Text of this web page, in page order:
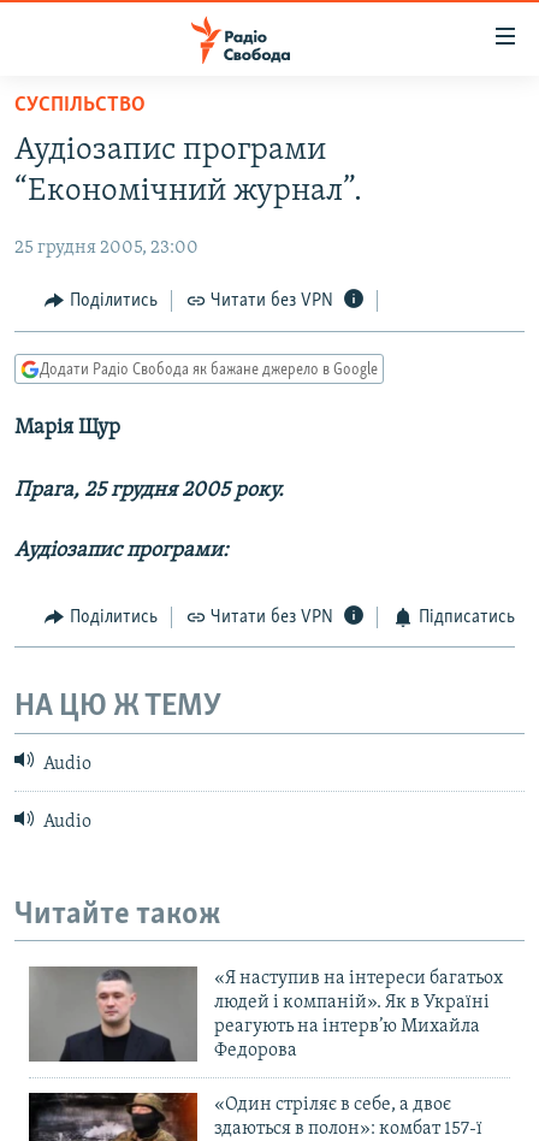
Перейти
основного
матеріалу
до
навігації
Перейти
до
ВСЕ ЗА ДОБУ
ПОЛІТИКА
ЕКОНОМІКА
КУЛЬТУРА
СПОРТ
ВІЙНА
РОСІЙСЬКА «ФІЛЬТРАЦІЯ»
КРИМ.РЕАЛІЇ
ТИ ЯК?
СХЕМИ
МУЛЬТИМЕДІА
ФОТО
СПЕЦПРОЄКТИ
ПОДКАСТИ
КРИМ РЕАЛІЇ
РУС
УКР
ДОЛУЧАЙСЯ!
Усі сайти RFE/RL
СУСПІЛЬСТВО
Аудіозапис програми
“Економічний журнал”.
25 грудня 2005, 23:00
Поділитись Читати без VPN
Додати Радіо Свобода як бажане джерело в Google
Марія Щур
Прага, 25 грудня 2005 року.
Аудіозапис програми:
Поділитись Читати без VPN Підписатись
НА ЦЮ Ж ТЕМУ
Audio
Audio
Читайте також
«Я наступив на інтереси багатьох
людей і компаній». Як в Україні
реагують на інтерв’ю Михайла
Федорова
«Один стріляє в себе, а двоє
здаються в полон»: комбат 157-ї